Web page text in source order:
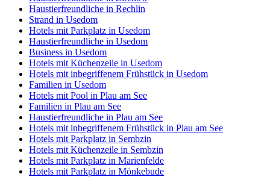
Haustierfreundliche in Rechlin
Strand in Usedom
Hotels mit Parkplatz in Usedom
Haustierfreundliche in Usedom
Business in Usedom
Hotels mit Küchenzeile in Usedom
Hotels mit inbegriffenem Frühstück in Usedom
Familien in Usedom
Hotels mit Pool in Plau am See
Familien in Plau am See
Haustierfreundliche in Plau am See
Hotels mit inbegriffenem Frühstück in Plau am See
Hotels mit Parkplatz in Sembzin
Hotels mit Küchenzeile in Sembzin
Hotels mit Parkplatz in Marienfelde
Hotels mit Parkplatz in Mönkebude